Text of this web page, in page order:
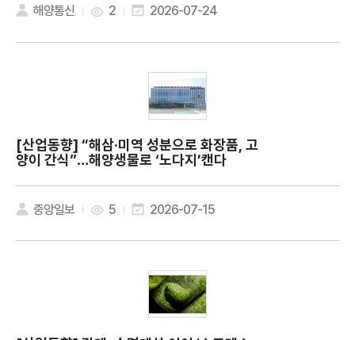
해양통신 2 2026-07-24
[산업동향]
양이 간식”…해양생물로 ‘노다지’캔다
중앙일보 5 2026-07-15